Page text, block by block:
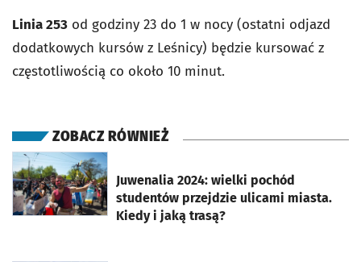
Linia 253 od godziny 23 do 1 w nocy (ostatni odjazd
dodatkowych kursów z Leśnicy) będzie kursować z
częstotliwością co około 10 minut.
ZOBACZ RÓWNIEŻ
Juwenalia 2024: wielki pochód
studentów przejdzie ulicami miasta.
Kiedy i jaką trasą?
otworzy się w nowej karcie